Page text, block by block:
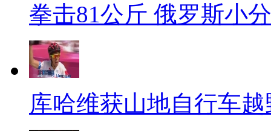
拳击81公斤 俄罗斯小
库哈维获山地自行车